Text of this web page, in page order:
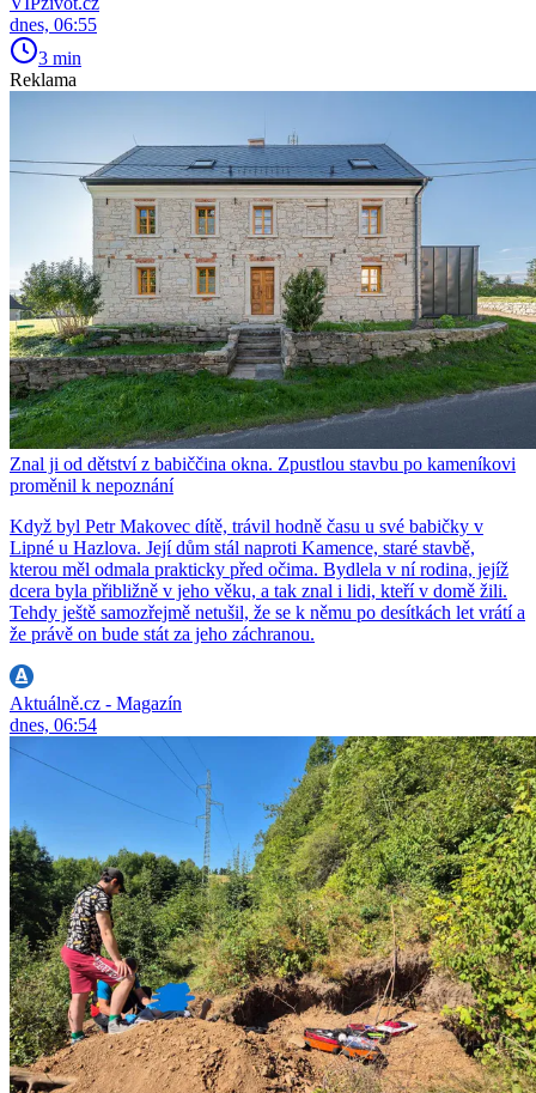
dnes, 06:55
3 min
Reklama
Znal ji od dětství z babiččina okna. Zpustlou stavbu po kameníkovi
proměnil k nepoznání
Když byl Petr Makovec dítě, trávil hodně času u své babičky v
Lipné u Hazlova. Její dům stál naproti Kamence, staré stavbě,
kterou měl odmala prakticky před očima. Bydlela v ní rodina, jejíž
dcera byla přibližně v jeho věku, a tak znal i lidi, kteří v domě žili.
Tehdy ještě samozřejmě netušil, že se k němu po desítkách let vrátí a
že právě on bude stát za jeho záchranou.
Aktuálně.cz - Magazín
dnes, 06:54